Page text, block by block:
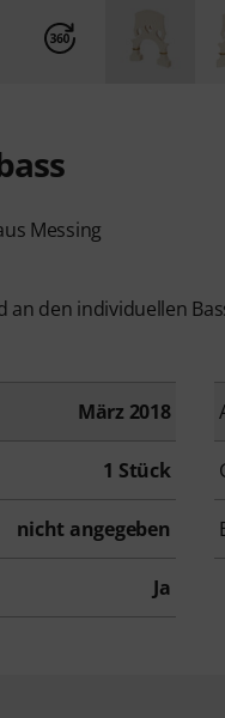
Messing
an den individuellen
März 2018
1 Stück
nicht angegeben
Ja